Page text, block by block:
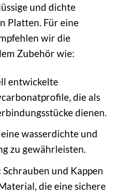
und dichte
Platten. Für eine
wir die
Zubehör wie:
entwickelte
die als
dienen.
wasserdichte und
zu gewährleisten.
Schrauben und Kappen
die eine sichere